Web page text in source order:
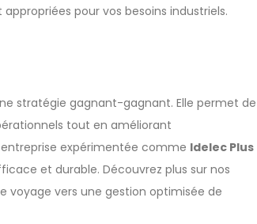
pour vos besoins industriels.
stratégie gagnant-gagnant. Elle permet de
tout en améliorant
expérimentée comme Idelec Plus
et durable. Découvrez plus sur nos
voyage vers une gestion optimisée de